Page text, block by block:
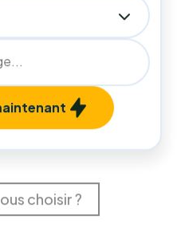
214 +
Projets terminés